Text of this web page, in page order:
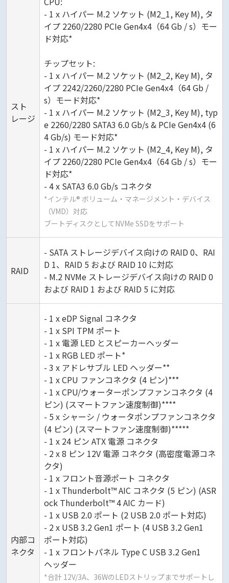
スト
レージ
- 1 x ハイパー M.2 ソケット (M2_1, Key M), タ
イプ 2260/2280 PCIe Gen4x4（64 Gb / s）モー
ド対応*
チップセット:
- 1 x ハイパー M.2 ソケット (M2_2, Key M), タ
イプ 2242/2260/2280 PCIe Gen4x4（64 Gb /
s）モード対応*
- 1 x ハイパー M.2 ソケット (M2_3, Key M), typ
e 2260/2280 SATA3 6.0 Gb/s & PCIe Gen4x4 (6
4 Gb/s) モード対応*
- 1 x ハイパー M.2 ソケット (M2_4, Key M), タ
イプ 2260/2280 PCIe Gen4x4（64 Gb / s）モー
ド対応*
- 4 x SATA3 6.0 Gb/s コネクタ
*インテル® ボリューム・マネージメント・デバイス
（VMD）対応
ブートディスクとしてNVMe SSDをサポート
RAID
- SATA ストレージデバイス向けの RAID 0、RAI
D 1、RAID 5 および RAID 10 に対応
- M.2 NVMe ストレージデバイス向けの RAID 0
および RAID 1 および RAID 5 に対応
内部コ
ネクタ
- 1 x eDP Signal コネクタ
- 1 x SPI TPM ポート
- 1 x 電源 LED とスピーカーヘッダー
- 1 x RGB LED ポート*
- 3 x アドレサブル LED ヘッダー**
- 1 x CPU ファンコネクタ (4 ピン)***
- 1 x CPU/ウォーターポンプファンコネクタ (4
ピン) (スマートファン速度制御)****
- 5 x シャーシ / ウォータポンプファンコネクタ
(4 ピン) (スマートファン速度制御)*****
- 1 x 24 ピン ATX 電源 コネクタ
- 2 x 8 ピン 12V 電源 コネクタ (高密度電源コネ
クタ)
- 1 x フロント音源ポート コネクタ
- 1 x Thunderbolt™ AIC コネクタ (5 ピン) (ASR
ock Thunderbolt™ 4 AIC カード)
- 1 x USB 2.0 ポート (2 USB 2.0 ポート対応)
- 2 x USB 3.2 Gen1 ポート (4 USB 3.2 Gen1
ポート対応)
- 1 x フロントパネル Type C USB 3.2 Gen1
ヘッダー
*合計 12V/3A、36WのLEDストリップまでサポートし